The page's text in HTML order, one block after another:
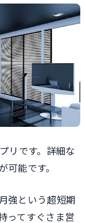
リです。詳細な
能です。
強という超短期
ってすぐさま営